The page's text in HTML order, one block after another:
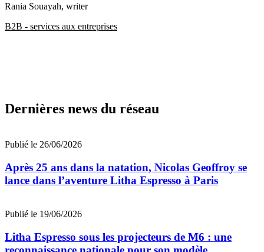
Rania Souayah, writer
B2B - services aux entreprises
Dernières news du réseau
Publié le 26/06/2026
Après 25 ans dans la natation, Nicolas Geoffroy se
lance dans l’aventure Litha Espresso à Paris
Publié le 19/06/2026
Litha Espresso sous les projecteurs de M6 : une